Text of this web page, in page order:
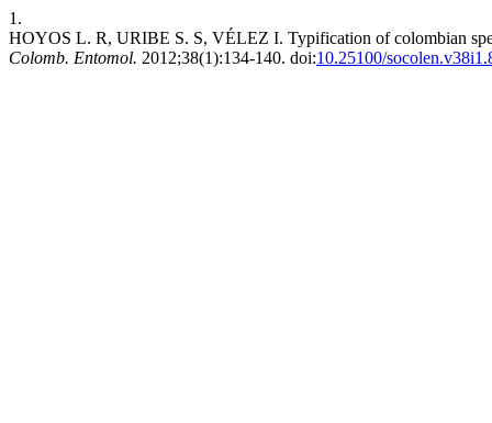
1.
HOYOS L. R, URIBE S. S, VÉLEZ I. Typification of colombian
Colomb. Entomol. 2012;38(1):134-140. doi:10.25100/